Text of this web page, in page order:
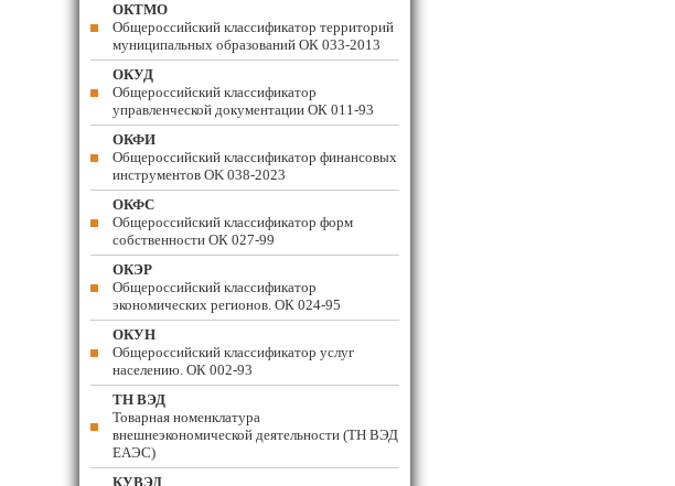
ОКТМО
Общероссийский классификатор территорий
муниципальных образований ОК 033-2013
ОКУД
Общероссийский классификатор
управленческой документации ОК 011-93
ОКФИ
Общероссийский классификатор финансовых
инструментов OK 038-2023
ОКФС
Общероссийский классификатор форм
собственности ОК 027-99
ОКЭР
Общероссийский классификатор
экономических регионов. ОК 024-95
ОКУН
Общероссийский классификатор услуг
населению. ОК 002-93
ТН ВЭД
Товарная номенклатура
внешнеэкономической деятельности (ТН ВЭД
ЕАЭС)
КУВЭД